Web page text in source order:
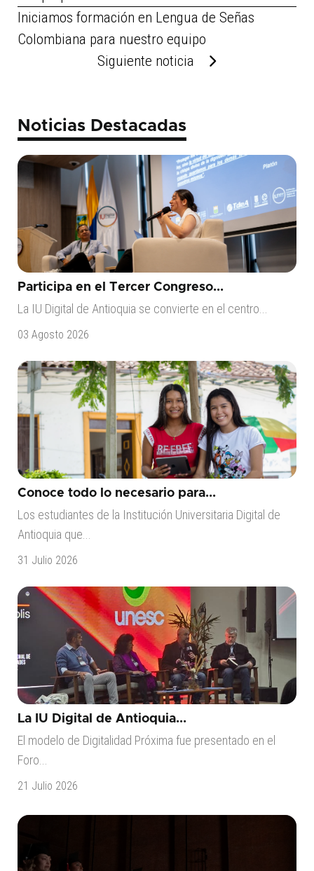
Iniciamos formación en Lengua de Señas
Colombiana para nuestro equipo
Siguiente noticia
Noticias Destacadas
Participa en el Tercer Congreso...
La IU Digital de Antioquia se convierte en el centro...
03 Agosto 2026
Conoce todo lo necesario para...
Los estudiantes de la Institución Universitaria Digital de
Antioquia que...
31 Julio 2026
La IU Digital de Antioquia...
El modelo de Digitalidad Próxima fue presentado en el
Foro...
21 Julio 2026